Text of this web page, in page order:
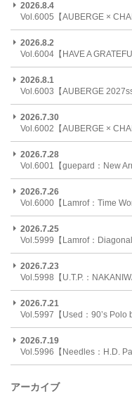
2026.8.4
Vol.6005【AUBERGE ×
2026.8.2
Vol.6004【HAVE A
2026.8.1
Vol.6003【AUBERGE
2026.7.30
Vol.6002【AUBERGE ×
2026.7.28
Vol.6001【guepard：New
2026.7.26
Vol.6000【Lamrof：Time
2026.7.25
Vol.5999【Lamrof：Diagonal
2026.7.23
Vol.5998【U.T.P.：
2026.7.21
Vol.5997【Used：90’s Polo
2026.7.19
Vol.5996【Needles：H.D.
アーカイブ